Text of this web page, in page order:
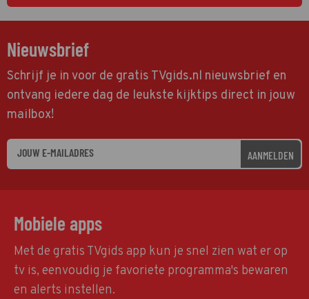
Nieuwsbrief
Schrijf je in voor de gratis TVgids.nl nieuwsbrief en
ontvang iedere dag de leukste kijktips direct in jouw
mailbox!
AANMELDEN
Mobiele apps
Met de gratis TVgids app kun je snel zien wat er op
tv is, eenvoudig je favoriete programma's bewaren
en alerts instellen.